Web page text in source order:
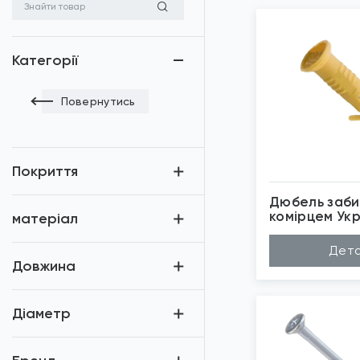
Категорії
Повернутись
Покриття
матеріал
Довжина
Діаметр
Дюбель
комірцем
Довжина (A...
Діаметр (D...
Застосуван...